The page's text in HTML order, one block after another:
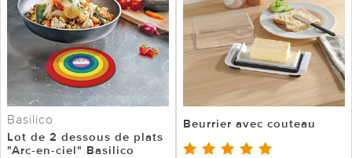
Basilico
Lot de 2 dessous de plats
"Arc-en-ciel" Basilico
Beurrier avec couteau